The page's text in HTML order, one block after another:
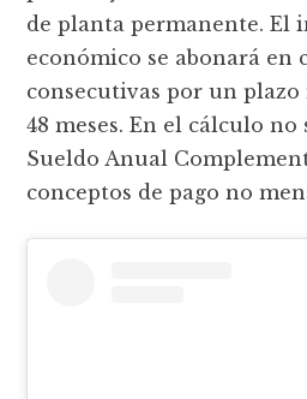
de planta permanente. El
económico se abonará en
consecutivas por un plazo
48 meses. En el cálculo
Sueldo Anual
conceptos de pago no